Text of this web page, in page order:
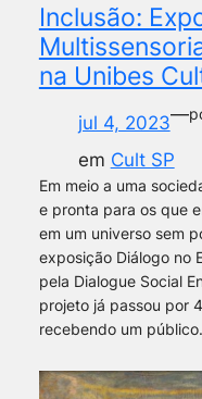
Inclusão:
na Unibes
jul 4, 2023—
em Cult SP
Em meio a uma
e pronta para os que
em um universo sem
exposição Diálogo no
pela Dialogue Social
projeto já passou por
recebendo um